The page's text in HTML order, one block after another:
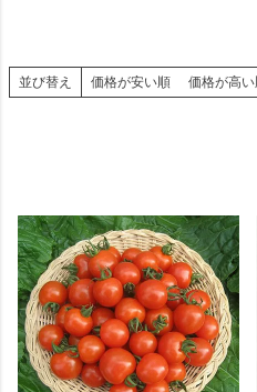
並び替え 価格が安い順 価格が高